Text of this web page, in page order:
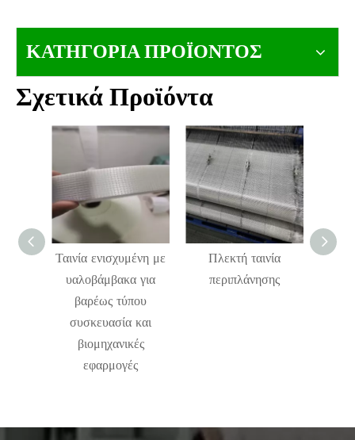
ΚΑΤΗΓΟΡΙΑ ΠΡΟΪΟΝΤΟΣ
Σχετικά Προϊόντα
Ταινία ενισχυμένη με
υαλοβάμβακα για
βαρέως τύπου
συσκευασία και
βιομηχανικές
εφαρμογές
Πλεκτή ταινία
περιπλάνησης
Πανί